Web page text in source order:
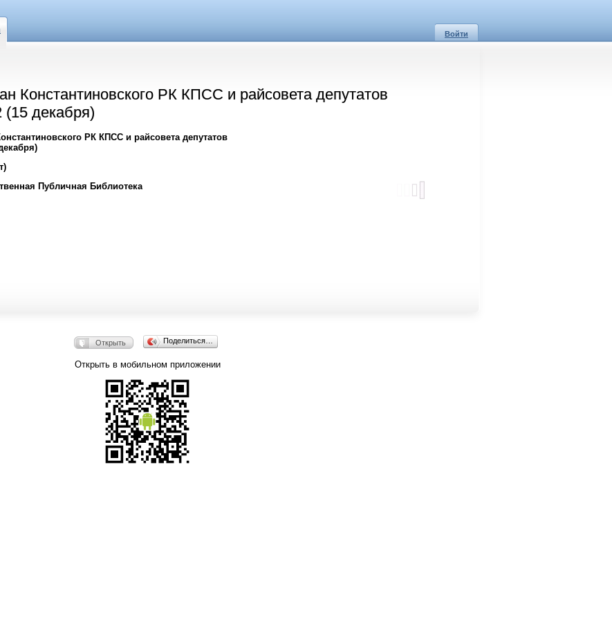
Войти
Константиновского РК КПСС и райсовета депутатов
декабря)
РК КПСС и райсовета депутатов
Публичная Библиотека
Открыть Поделиться…
Открыть в мобильном приложении